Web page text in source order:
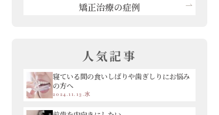
矯正治療の症例
人気記事
寝ている間の食いしばりや歯ぎしりにお悩み
の方へ
2024.11.13.水